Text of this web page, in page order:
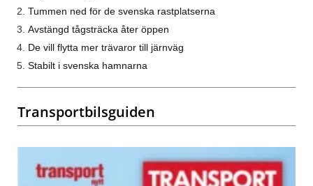
Tummen ned för de svenska rastplatserna
Avstängd tågsträcka åter öppen
De vill flytta mer trävaror till järnväg
Stabilt i svenska hamnarna
Transportbilsguiden